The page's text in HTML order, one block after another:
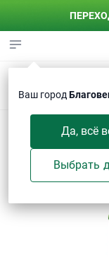
Ваш город
Да, всё
Выбрать
ST OIL
(-40°C)